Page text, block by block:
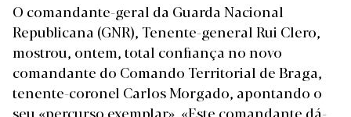
O comandante-geral da Guarda Nacional
Republicana (GNR), Tenente-general Rui Clero,
mostrou, ontem, total confiança no novo
comandante do Comando Territorial de Braga,
tenente-coronel Carlos Morgado, apontando o
seu «percurso exemplar». «Este comandante dá-